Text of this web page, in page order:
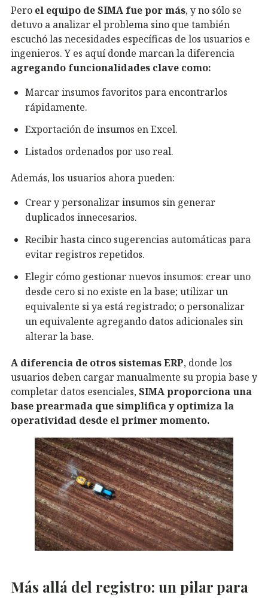
Pero el equipo de SIMA fue por más, y no sólo se
detuvo a analizar el problema sino que también
escuchó las necesidades específicas de los usuarios e
ingenieros. Y es aquí donde marcan la diferencia
agregando funcionalidades clave como:
Marcar insumos favoritos para encontrarlos
rápidamente.
Exportación de insumos en Excel.
Listados ordenados por uso real.
Además, los usuarios ahora pueden:
Crear y personalizar insumos sin generar
duplicados innecesarios.
Recibir hasta cinco sugerencias automáticas para
evitar registros repetidos.
Elegir cómo gestionar nuevos insumos: crear uno
desde cero si no existe en la base; utilizar un
equivalente si ya está registrado; o personalizar
un equivalente agregando datos adicionales sin
alterar la base.
A diferencia de otros sistemas ERP, donde los
usuarios deben cargar manualmente su propia base y
completar datos esenciales, SIMA proporciona una
base prearmada que simplifica y optimiza la
operatividad desde el primer momento.
Más allá del registro: un pilar para